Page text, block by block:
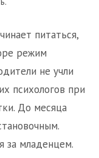
питаться,
режим
не учли
психологов при
До месяца
за младенцем.